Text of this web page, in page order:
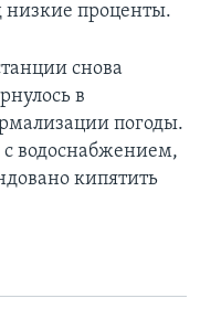
проценты.
снова
в
погоды.
водоснабжением,
кипятить